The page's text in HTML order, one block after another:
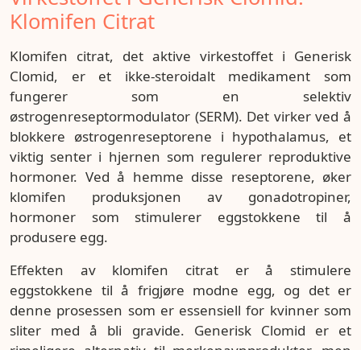
Klomifen Citrat
Klomifen citrat, det aktive virkestoffet i Generisk
Clomid, er et ikke-steroidalt medikament som
fungerer som en selektiv
østrogenreseptormodulator (SERM). Det virker ved å
blokkere østrogenreseptorene i hypothalamus, et
viktig senter i hjernen som regulerer reproduktive
hormoner. Ved å hemme disse reseptorene, øker
klomifen produksjonen av gonadotropiner,
hormoner som stimulerer eggstokkene til å
produsere egg.
Effekten av klomifen citrat er å stimulere
eggstokkene til å frigjøre modne egg, og det er
denne prosessen som er essensiell for kvinner som
sliter med å bli gravide. Generisk Clomid er et